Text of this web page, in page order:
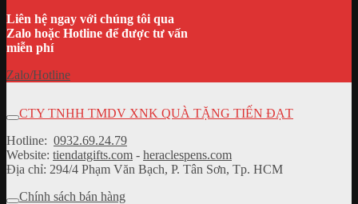
Liên hệ ngay với chúng tôi qua
Zalo hoặc Hotline để được tư vấn
miễn phí
Zalo/Hotline
CTY TNHH TMDV XNK QUÀ TẶNG TIẾN ĐẠT
Hotline: 0932.69.24.79
Website: tiendatgifts.com - heraclespens.com
Địa chỉ: 294/4 Phạm Văn Bạch, P. Tân Sơn, Tp. HCM
Chính sách bán hàng